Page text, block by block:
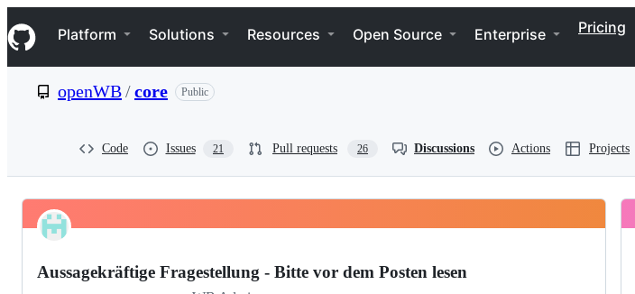
k
i
p
e
Navigation Menu
Platform Solutions Resources Open Source Enterprise Pricing
openWB/core Public
Code Issues 21 Pull requests 26 Discussions Actions Projects
openWB
core
Pinned
Aussagekräftige Fragestellung - Bitte vor dem Posten lesen